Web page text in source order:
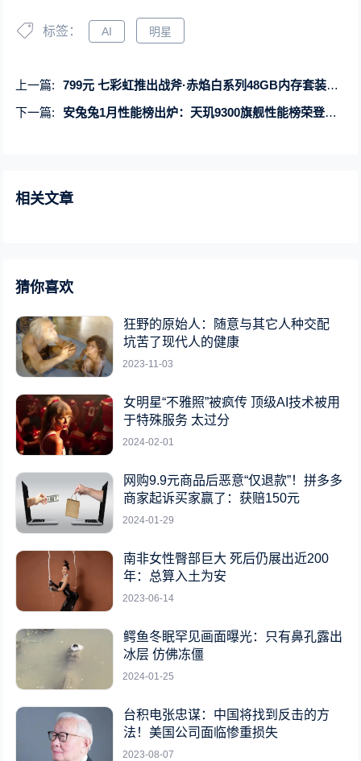
标签： AI 明星
上一篇:
799元 七彩虹推出战斧·赤焰白系列48GB内存套装：DDR5-6600
下一篇:
安兔兔1月性能榜出炉：天玑9300旗舰性能榜荣登第一、天玑8300次旗舰一骑绝尘
相关文章
猜你喜欢
狂野的原始人：随意与其它人种交配
坑苦了现代人的健康
2023-11-03
女明星“不雅照”被疯传 顶级AI技术被用
于特殊服务 太过分
2024-02-01
网购9.9元商品后恶意“仅退款”！拼多多
商家起诉买家赢了：获赔150元
2024-01-29
南非女性臀部巨大 死后仍展出近200
年：总算入土为安
2023-06-14
鳄鱼冬眠罕见画面曝光：只有鼻孔露出
冰层 仿佛冻僵
2024-01-25
台积电张忠谋：中国将找到反击的方
法！美国公司面临惨重损失
2023-08-07